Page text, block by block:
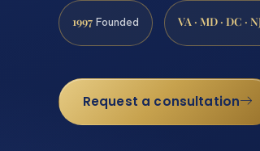
1997 Founded VA · MD · DC ·
Request a consultation